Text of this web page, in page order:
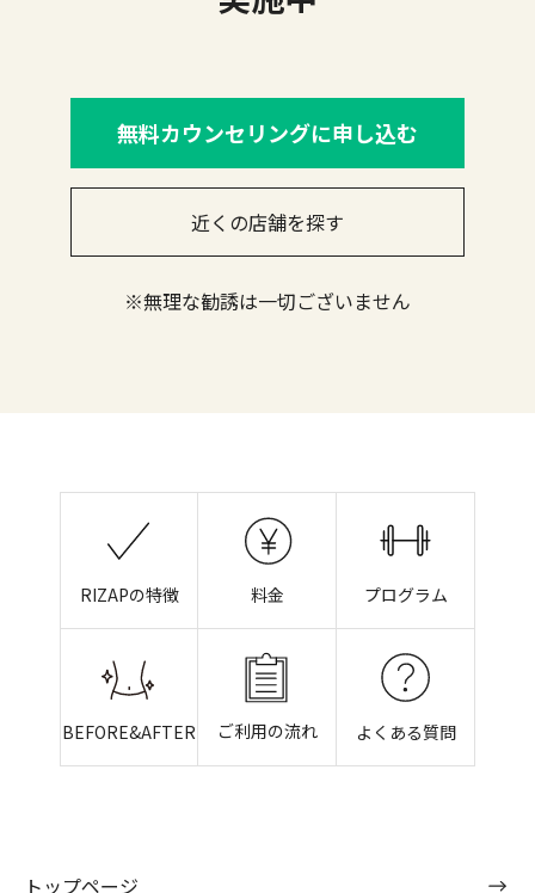
無料カウンセリングに申し込む
近くの店舗を探す
※無理な勧誘は一切ございません
RIZAPの特徴 料金 プログラム
BEFORE&AFTER ご利用の流れ よくある質問
トップページ